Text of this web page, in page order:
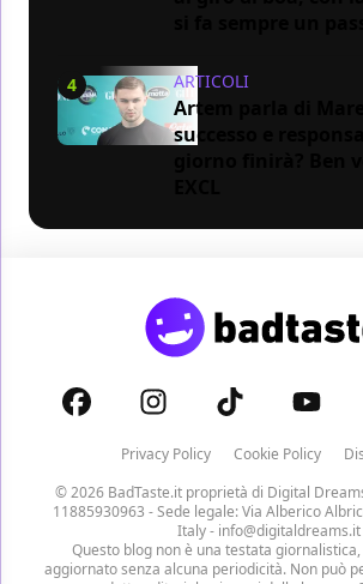
4 ARTICOLI
Artem parla di
successo e
Privacy Policy Cookie Policy
© 2026 BadTaste.it proprietà di Digital
11885930963 - Sede legale: Via Alberico
Italy - info@digitaldreams.it
Questo blog non è una testata
aggiornato senza alcuna periodicità. Non può